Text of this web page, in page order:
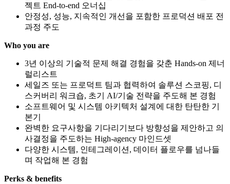
젝트 End-to-end 오너십
안정성, 성능, 지속적인 개선을 포함한 프로덕션 배포 전
과정 주도
Who you are
3년 이상의 기술적 문제 해결 경험을 갖춘 Hands-on 제너
럴리스트
세일즈 또는 프로덕트 팀과 협력하여 솔루션 스코핑, 디
스커버리 워크숍, 초기 AI/기술 전략을 주도해 본 경험
소프트웨어 및 시스템 아키텍처 설계에 대한 탄탄한 기
본기
완벽한 요구사항을 기다리기보다 방향성을 제안하고 의
사결정을 주도하는 High-agency 마인드셋
다양한 시스템, 인테그레이션, 데이터 플로우를 넘나들
며 작업해 본 경험
Perks & benefits